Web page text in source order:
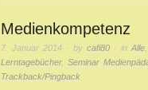
Medienkompetenz
7. Januar 2014 · by cafi80 · in Alle
Lerntagebücher, Seminar
Trackback/Pingback